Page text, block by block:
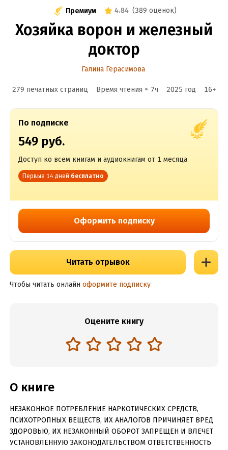
Премиум 4.84 (389 оценок)
Хозяйка ворон и железный
доктор
Галина Герасимова
279 печатных страниц Время чтения ≈ 7ч 2025 год 16+
По подписке
549 руб.
Доступ ко всем книгам и аудиокнигам от 1 месяца
Первые 14 дней бесплатно
Оформить подписку
Читать отрывок
Чтобы читать онлайн оформите подписку
Оцените книгу
О книге
НЕЗАКОННОЕ ПОТРЕБЛЕНИЕ НАРКОТИЧЕСКИХ СРЕДСТВ,
ПСИХОТРОПНЫХ ВЕЩЕСТВ, ИХ АНАЛОГОВ ПРИЧИНЯЕТ ВРЕД
ЗДОРОВЬЮ, ИХ НЕЗАКОННЫЙ ОБОРОТ ЗАПРЕЩЕН И ВЛЕЧЕТ
УСТАНОВЛЕННУЮ ЗАКОНОДАТЕЛЬСТВОМ ОТВЕТСТВЕННОСТЬ